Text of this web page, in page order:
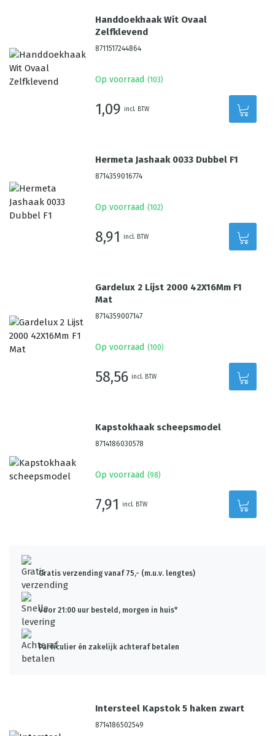
Handdoekhaak Wit Ovaal
Zelfklevend
8711517244864
Op voorraad (103)
1,09 incl. BTW
Hermeta Jashaak 0033 Dubbel F1
8714359016774
Op voorraad (102)
8,91 incl. BTW
Gardelux 2 Lijst 2000 42X16Mm F1
Mat
8714359007147
Op voorraad (100)
58,56 incl. BTW
Kapstokhaak scheepsmodel
8714186030578
Op voorraad (98)
7,91 incl. BTW
Gratis verzending vanaf 75,- (m.u.v. lengtes)
Voor 21:00 uur besteld, morgen in huis*
Particulier én zakelijk achteraf betalen
Intersteel Kapstok 5 haken zwart
8714186502549